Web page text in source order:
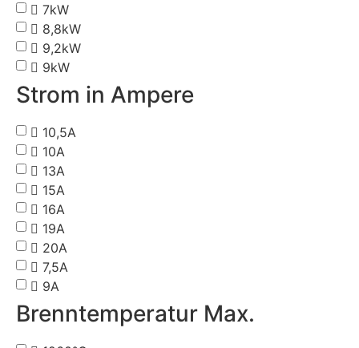
7kW
8,8kW
9,2kW
9kW
Strom in Ampere
10,5A
10A
13A
15A
16A
19A
20A
7,5A
9A
Brenntemperatur Max.